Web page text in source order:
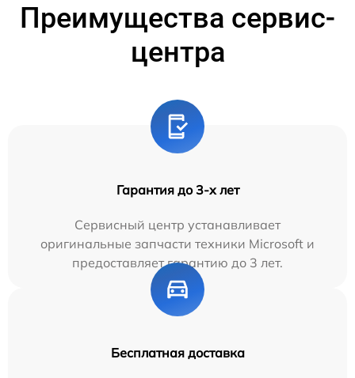
Преимущества сервис-
центра
Гарантия до 3-х лет
Сервисный центр устанавливает
оригинальные запчасти техники Microsoft и
предоставляет гарантию до 3 лет.
Бесплатная доставка